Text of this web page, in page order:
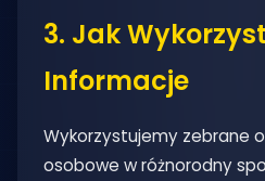
3. Jak
Informacje
Wykorzystujemy zebrane
osobowe w różnorodny